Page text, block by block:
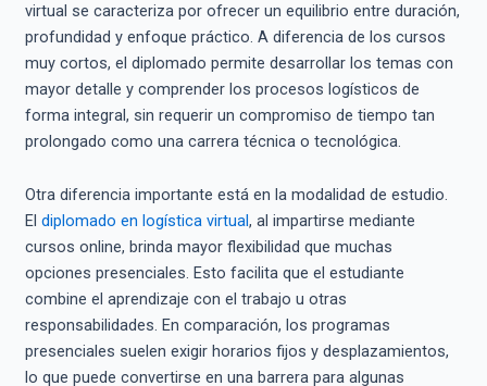
virtual se caracteriza por ofrecer un equilibrio entre duración,
profundidad y enfoque práctico. A diferencia de los cursos
muy cortos, el diplomado permite desarrollar los temas con
mayor detalle y comprender los procesos logísticos de
forma integral, sin requerir un compromiso de tiempo tan
prolongado como una carrera técnica o tecnológica.
Otra diferencia importante está en la modalidad de estudio.
El diplomado en logística virtual, al impartirse mediante
cursos online, brinda mayor flexibilidad que muchas
opciones presenciales. Esto facilita que el estudiante
combine el aprendizaje con el trabajo u otras
responsabilidades. En comparación, los programas
presenciales suelen exigir horarios fijos y desplazamientos,
lo que puede convertirse en una barrera para algunas